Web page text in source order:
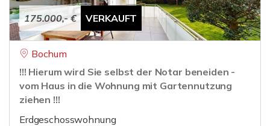
175.000,- € VERKAUFT
Bochum
!!! Hierum wird Sie selbst der Notar beneiden -
vom Haus in die Wohnung mit Gartennutzung
ziehen !!!
Erdgeschosswohnung